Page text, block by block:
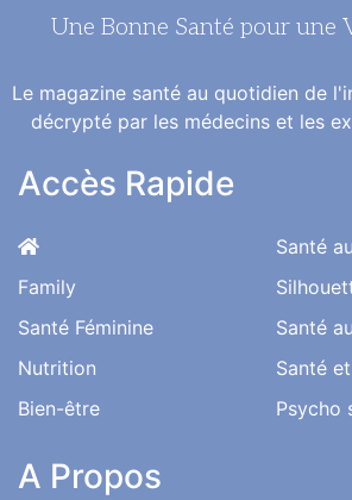
Une Bonne Santé pour une
Le magazine santé au quotidien de
décrypté par les médecins et les
Accès Rapide
Family
Santé Féminine
Nutrition
Bien-être
Santé
Santé
Santé
Psycho
A Propos